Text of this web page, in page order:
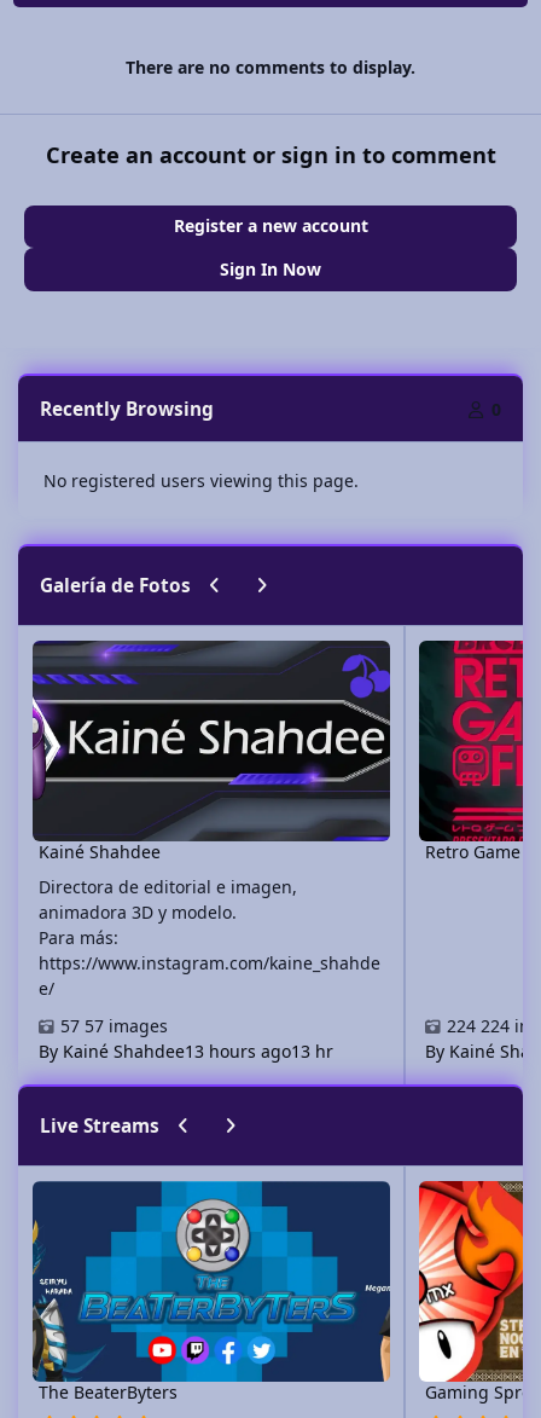
There are no comments to display.
Create an account or sign in to comment
Register a new account
Sign In Now
Recently Browsing 0
No registered users viewing this page.
Galería de Fotos Previous carousel slide
Next carousel slide
Kainé Shahdee
Kainé Shahdee
Directora de editorial e imagen,
animadora 3D y modelo.
Para más:
https://www.instagram.com/kaine_shahde
e/
57 images
By Kainé Shahdee13 hours ago13 hr
Retro Game
Retro Game
224
By Kainé
Live Streams Previous carousel slide
Next carousel slide
The BeaterByters
The BeaterByters
Gaming Spree
Gaming Spree